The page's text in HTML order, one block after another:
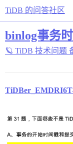
TiDB 的问答社区
binlog事务
🪐 TiDB 技术问题